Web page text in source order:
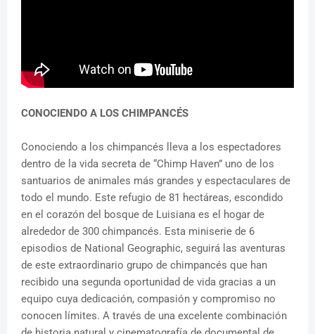
CONOCIENDO A LOS CHIMPANCÉS
Conociendo a los chimpancés lleva a los espectadores
dentro de la vida secreta de “Chimp Haven” uno de los
santuarios de animales más grandes y espectaculares de
todo el mundo. Este refugio de 81 hectáreas, escondido
en el corazón del bosque de Luisiana es el hogar de
alrededor de 300 chimpancés. Esta miniserie de 6
episodios de National Geographic, seguirá las aventuras
de este extraordinario grupo de chimpancés que han
recibido una segunda oportunidad de vida gracias a un
equipo cuya dedicación, compasión y compromiso no
conocen límites. A través de una excelente combinación